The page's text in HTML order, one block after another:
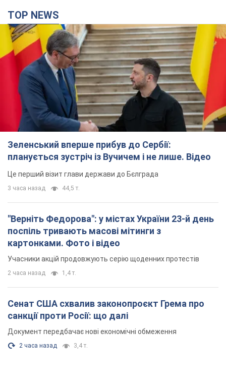
TOP NEWS
Зеленський вперше прибув до Сербії:
планується зустріч із Вучичем і не лише. Відео
Це перший візит глави держави до Бєлграда
3 часа назад 44,5 т.
"Верніть Федорова": у містах України 23-й день
поспіль тривають масові мітинги з
картонками. Фото і відео
Учасники акцій продовжують серію щоденних протестів
2 часа назад 1,4 т.
Сенат США схвалив законопроєкт Грема про
санкції проти Росії: що далі
Документ передбачає нові економічні обмеження
2 часа назад 3,4 т.